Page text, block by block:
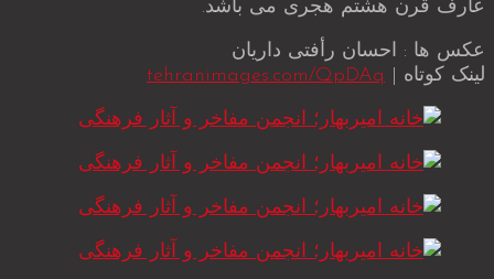
عارف قرن هشتم هجری می باشد.
عکس ها : احسان رأفتی داریان
لینک کوتاه |
tehranimages.com/QpDAq